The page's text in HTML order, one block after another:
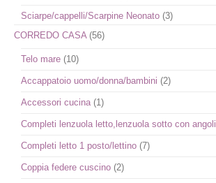
Sciarpe/cappelli/Scarpine Neonato (3)
CORREDO CASA (56)
Telo mare (10)
Accappatoio uomo/donna/bambini (2)
Accessori cucina (1)
Completi lenzuola letto,lenzuola sotto con angoli
Completi letto 1 posto/lettino (7)
Coppia federe cuscino (2)